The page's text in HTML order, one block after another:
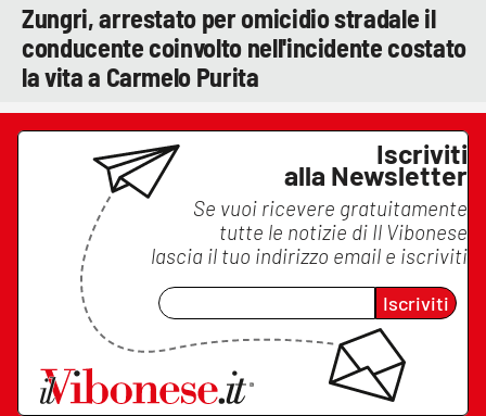
Zungri, arrestato per omicidio stradale il
conducente coinvolto nell'incidente costato
la vita a Carmelo Purita
Iscriviti
alla Newsletter
Se vuoi ricevere gratuitamente
tutte le notizie di Il Vibonese
lascia il tuo indirizzo email e iscriviti
Iscriviti